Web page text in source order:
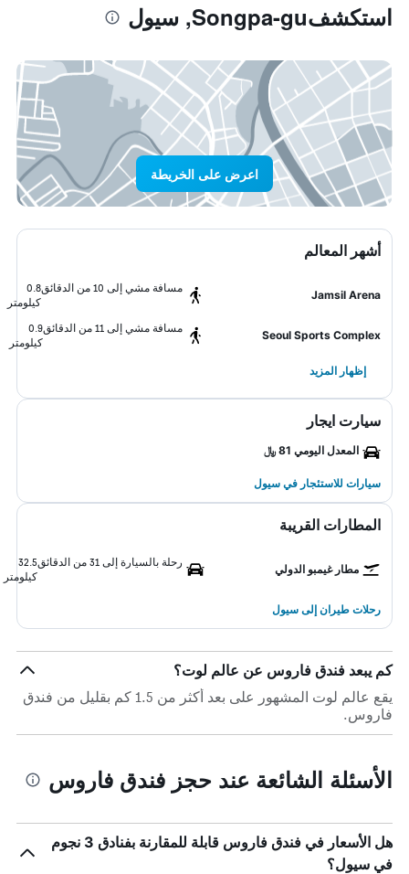
استكشفSongpa-gu, سيول
اعرض على الخريطة
أشهر المعالم
Jamsil Arena
مسافة مشي إلى 10 من الدقائق
0.8
كيلومتر
Seoul Sports Complex
مسافة مشي إلى 11 من الدقائق
0.9
كيلومتر
إظهار المزيد
سيارت ايجار
المعدل اليومي 81 ﷼
سيارات للاستئجار في سيول
المطارات القريبة
مطار غيمبو الدولي
رحلة بالسيارة إلى 31 من الدقائق
32.5
كيلومتر
رحلات طيران إلى سيول
كم يبعد فندق فاروس عن عالم لوت؟
يقع عالم لوت المشهور على بعد أكثر من 1.5 كم بقليل من فندق
فاروس.
الأسئلة الشائعة عند حجز فندق فاروس
هل الأسعار في فندق فاروس قابلة للمقارنة بفنادق 3 نجوم
في سيول؟